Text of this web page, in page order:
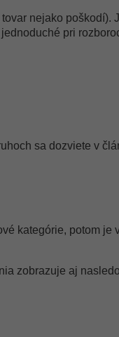
nejako poškodí).
pri
sa dozviete v
kategórie, potom je
zobrazuje aj